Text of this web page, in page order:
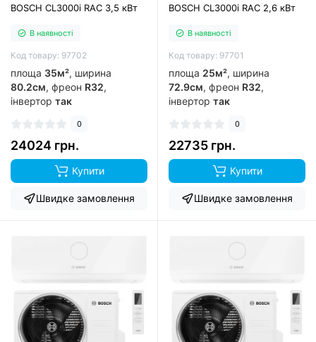
BOSCH CL3000i RAC 3,5 кВт
В наявності
Код товару: 97702
площа 35м², ширина
80.2см, фреон R32,
інвертор так
0
24024 грн.
Купити
Швидке замовлення
BOSCH CL3000i RAC 2,6 кВт
В наявності
Код товару: 97701
площа 25м², ширина
72.9см, фреон R32,
інвертор так
0
22735 грн.
Купити
Швидке замовлення